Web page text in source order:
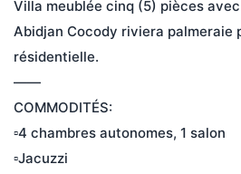
Villa meublée cinq (5) pièces
Abidjan Cocody riviera palmeraie
résidentielle.
——
COMMODITÉS:
▫️4 chambres autonomes, 1 salon
▫️Jacuzzi